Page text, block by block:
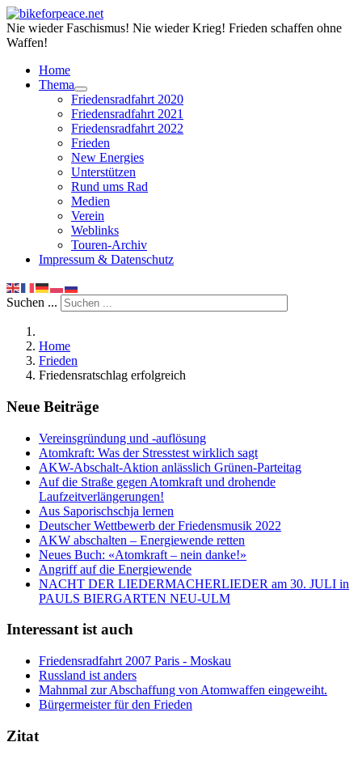
Nie wieder Faschismus! Nie wieder Krieg! Frieden schaffen ohne
Waffen!
Home
Thema
Friedensradfahrt 2020
Friedensradfahrt 2021
Friedensradfahrt 2022
Frieden
New Energies
Unterstützen
Rund ums Rad
Medien
Verein
Weblinks
Touren-Archiv
Impressum & Datenschutz
Suchen ...
Home
Frieden
Friedensratschlag erfolgreich
Neue Beiträge
Vereinsgründung und -auflösung
Atomkraft: Was der Stresstest wirklich sagt
AKW-Abschalt-Aktion anlässlich Grünen-Parteitag
Auf die Straße gegen Atomkraft und drohende
Laufzeitverlängerungen!
Aus Saporischschja lernen
Deutscher Wettbewerb der Friedensmusik 2022
AKW abschalten – Energiewende retten
Neues Buch: «Atomkraft – nein danke!»
Angriff auf die Energiewende
NACHT DER LIEDERMACHERLIEDER am 30. JULI in
PAULS BIERGARTEN NEU-ULM
Interessant ist auch
Friedensradfahrt 2007 Paris - Moskau
Russland ist anders
Mahnmal zur Abschaffung von Atomwaffen eingeweiht.
Bürgermeister für den Frieden
Zitat